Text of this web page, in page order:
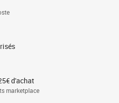
d'achat
marketplace